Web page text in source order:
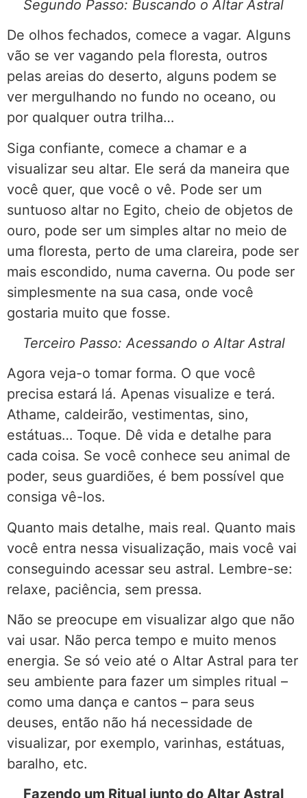
Segundo Passo: Buscando o Altar Astral
De olhos fechados, comece a vagar. Alguns
vão se ver vagando pela floresta, outros
pelas areias do deserto, alguns podem se
ver mergulhando no fundo no oceano, ou
por qualquer outra trilha…
Siga confiante, comece a chamar e a
visualizar seu altar. Ele será da maneira que
você quer, que você o vê. Pode ser um
suntuoso altar no Egito, cheio de objetos de
ouro, pode ser um simples altar no meio de
uma floresta, perto de uma clareira, pode ser
mais escondido, numa caverna. Ou pode ser
simplesmente na sua casa, onde você
gostaria muito que fosse.
Terceiro Passo: Acessando o Altar Astral
Agora veja-o tomar forma. O que você
precisa estará lá. Apenas visualize e terá.
Athame, caldeirão, vestimentas, sino,
estátuas… Toque. Dê vida e detalhe para
cada coisa. Se você conhece seu animal de
poder, seus guardiões, é bem possível que
consiga vê-los.
Quanto mais detalhe, mais real. Quanto mais
você entra nessa visualização, mais você vai
conseguindo acessar seu astral. Lembre-se:
relaxe, paciência, sem pressa.
Não se preocupe em visualizar algo que não
vai usar. Não perca tempo e muito menos
energia. Se só veio até o Altar Astral para ter
seu ambiente para fazer um simples ritual –
como uma dança e cantos – para seus
deuses, então não há necessidade de
visualizar, por exemplo, varinhas, estátuas,
baralho, etc.
Fazendo um Ritual junto do Altar Astral